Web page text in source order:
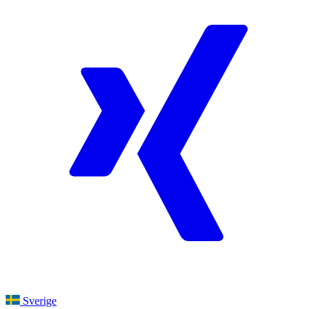
Sverige